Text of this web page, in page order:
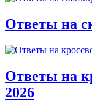
Ответы на
Ответы на
2026